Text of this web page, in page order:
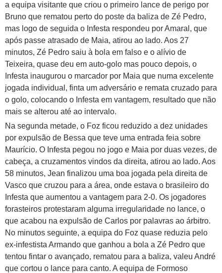
a equipa visitante que criou o primeiro lance de perigo por
Bruno que rematou perto do poste da baliza de Zé Pedro,
mas logo de seguida o Infesta respondeu por Amaral, que
após passe atrasado de Maia, atirou ao lado. Aos 27
minutos, Zé Pedro saiu à bola em falso e o alívio de
Teixeira, quase deu em auto-golo mas pouco depois, o
Infesta inaugurou o marcador por Maia que numa excelente
jogada individual, finta um adversário e remata cruzado para
o golo, colocando o Infesta em vantagem, resultado que não
mais se alterou até ao intervalo.
Na segunda metade, o Foz ficou reduzido a dez unidades
por expulsão de Bessa que teve uma entrada feia sobre
Maurício. O Infesta pegou no jogo e Maia por duas vezes, de
cabeça, a cruzamentos vindos da direita, atirou ao lado. Aos
58 minutos, Jean finalizou uma boa jogada pela direita de
Vasco que cruzou para a área, onde estava o brasileiro do
Infesta que aumentou a vantagem para 2-0. Os jogadores
forasteiros protestaram alguma irregularidade no lance, o
que acabou na expulsão de Carlos por palavras ao árbitro.
No minutos seguinte, a equipa do Foz quase reduzia pelo
ex-infestista Armando que ganhou a bola a Zé Pedro que
tentou fintar o avançado, rematou para a baliza, valeu André
que cortou o lance para canto. A equipa de Formoso